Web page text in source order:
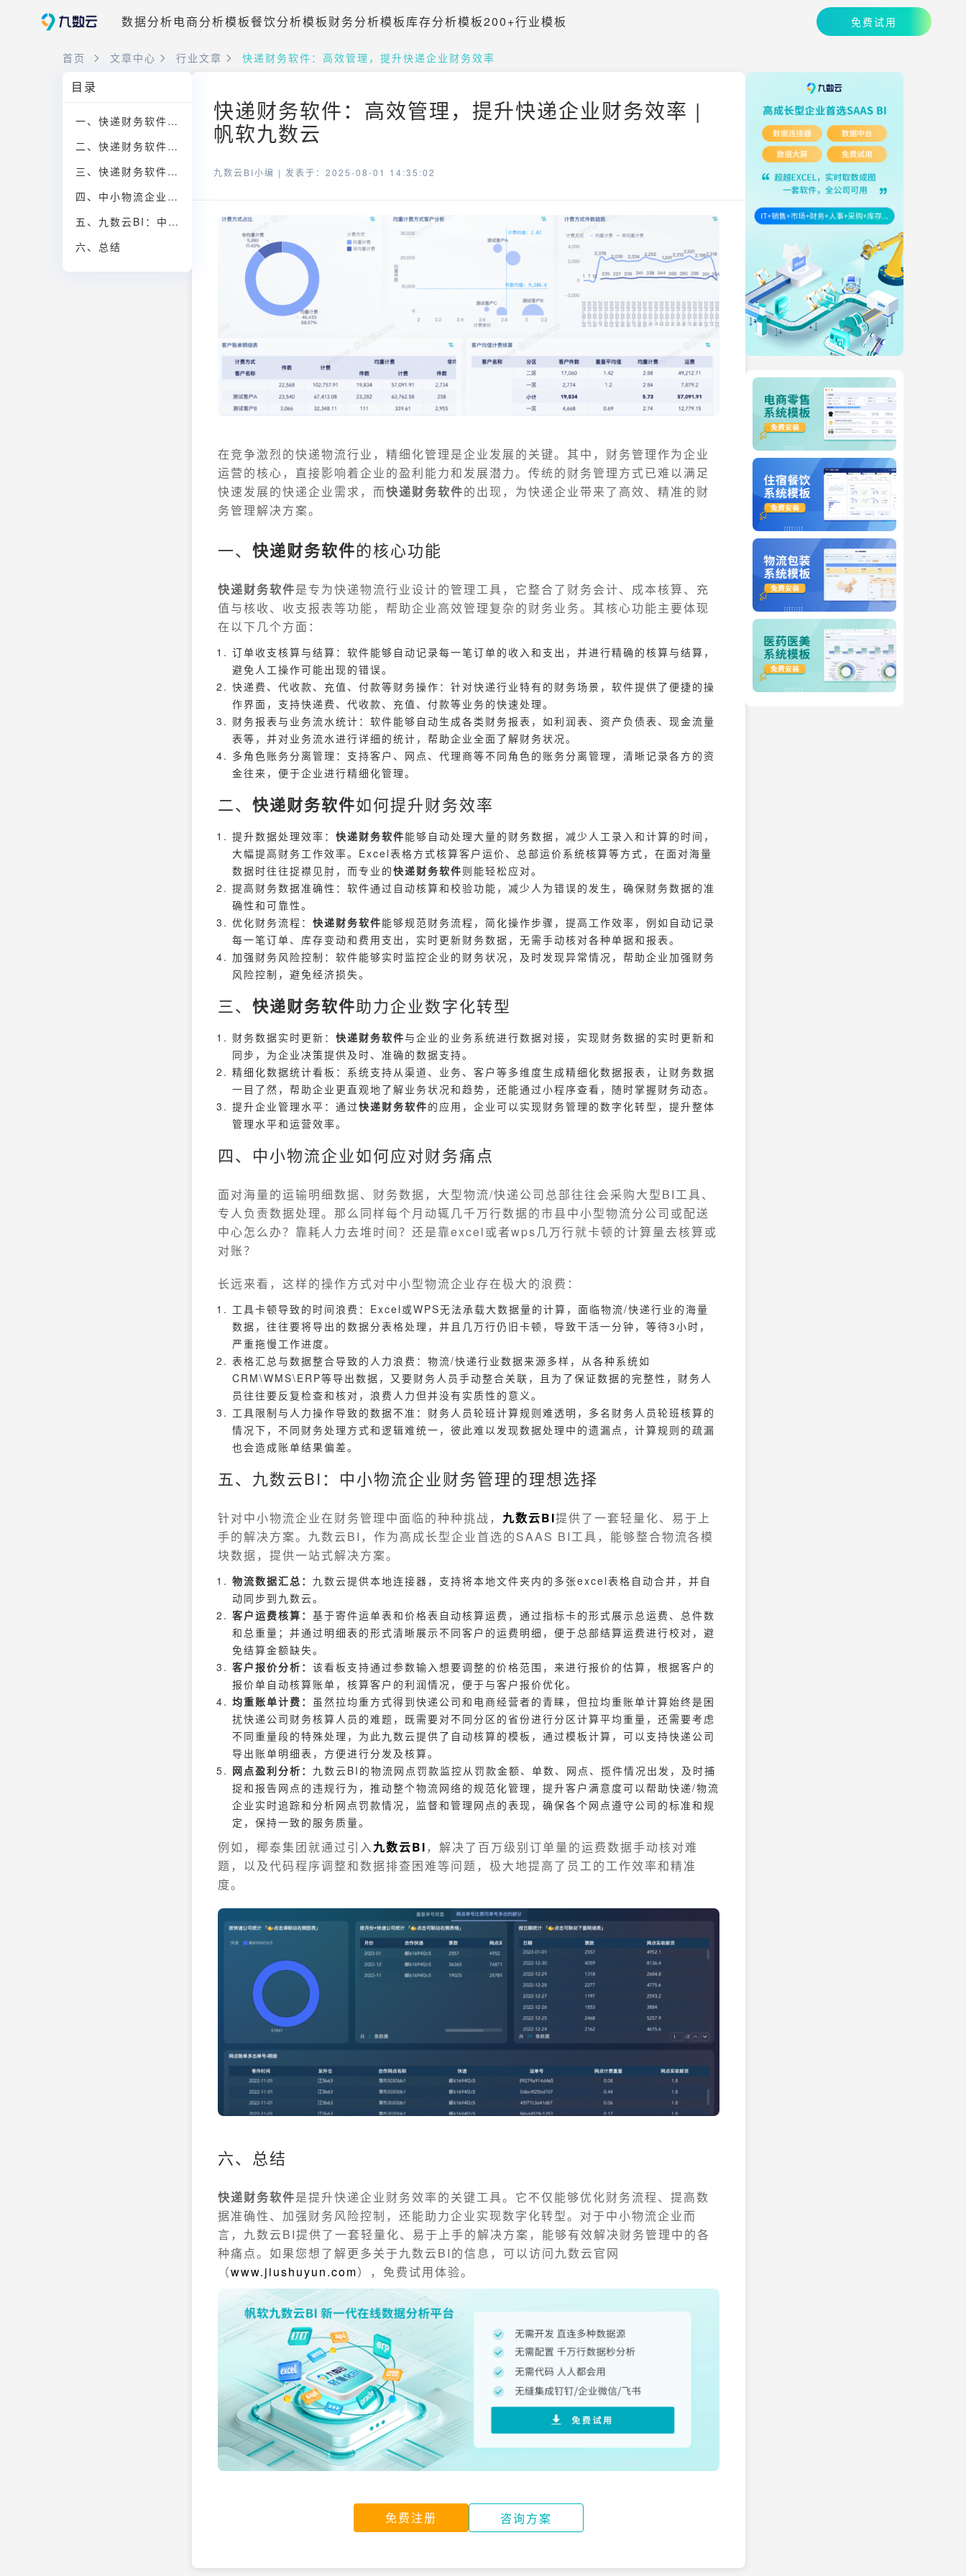
数据分析电商分析模板餐饮分析模板财务分析模板库存分析模板200+行业模板 免费试用
首页 文章中心 行业文章 快递财务软件：高效管理，提升快递企业财务效率
目录
一、快递财务软件的核心功能
二、快递财务软件如何提升财务效率
三、快递财务软件助力企业数字化转型
四、中小物流企业如何应对财务痛点
五、九数云BI：中小物流企业财务管理的理想选择
六、总结
快递财务软件：高效管理，提升快递企业财务效率 |
帆软九数云
九数云BI小编 | 发表于：2025-08-01 14:35:02
在竞争激烈的快递物流行业，精细化管理是企业发展的关键。其中，财务管理作为企业
运营的核心，直接影响着企业的盈利能力和发展潜力。传统的财务管理方式已难以满足
快速发展的快递企业需求，而快递财务软件的出现，为快递企业带来了高效、精准的财
务管理解决方案。
一、 快递财务软件的核心功能
快递财务软件是专为快递物流行业设计的管理工具，它整合了财务会计、成本核算、充
值与核收、收支报表等功能，帮助企业高效管理复杂的财务业务。其核心功能主要体现
在以下几个方面：
订单收支核算与结算：软件能够自动记录每一笔订单的收入和支出，并进行精确的核算与结算，
避免人工操作可能出现的错误。
快递费、代收款、充值、付款等财务操作：针对快递行业特有的财务场景，软件提供了便捷的操
作界面，支持快递费、代收款、充值、付款等业务的快速处理。
财务报表与业务流水统计：软件能够自动生成各类财务报表，如利润表、资产负债表、现金流量
表等，并对业务流水进行详细的统计，帮助企业全面了解财务状况。
多角色账务分离管理：支持客户、网点、代理商等不同角色的账务分离管理，清晰记录各方的资
金往来，便于企业进行精细化管理。
二、 快递财务软件如何提升财务效率
提升数据处理效率： 快递财务软件能够自动处理大量的财务数据，减少人工录入和计算的时间，
大幅提高财务工作效率。Excel表格方式核算客户运价、总部运价系统核算等方式，在面对海量
数据时往往捉襟见肘，而专业的快递财务软件则能轻松应对。
提高财务数据准确性：软件通过自动核算和校验功能，减少人为错误的发生，确保财务数据的准
确性和可靠性。
优化财务流程： 快递财务软件能够规范财务流程，简化操作步骤，提高工作效率，例如自动记录
每一笔订单、库存变动和费用支出，实时更新财务数据，无需手动核对各种单据和报表。
加强财务风险控制：软件能够实时监控企业的财务状况，及时发现异常情况，帮助企业加强财务
风险控制，避免经济损失。
三、 快递财务软件助力企业数字化转型
财务数据实时更新： 快递财务软件与企业的业务系统进行数据对接，实现财务数据的实时更新和
同步，为企业决策提供及时、准确的数据支持。
精细化数据统计看板：系统支持从渠道、业务、客户等多维度生成精细化数据报表，让财务数据
一目了然，帮助企业更直观地了解业务状况和趋势，还能通过小程序查看，随时掌握财务动态。
提升企业管理水平：通过快递财务软件的应用，企业可以实现财务管理的数字化转型，提升整体
管理水平和运营效率。
四、中小物流企业如何应对财务痛点
面对海量的运输明细数据、财务数据，大型物流/快递公司总部往往会采购大型BI工具、
专人负责数据处理。那么同样每个月动辄几千万行数据的市县中小型物流分公司或配送
中心怎么办？靠耗人力去堆时间？还是靠excel或者wps几万行就卡顿的计算量去核算或
对账？
长远来看，这样的操作方式对中小型物流企业存在极大的浪费：
工具卡顿导致的时间浪费：Excel或WPS无法承载大数据量的计算，面临物流/快递行业的海量
数据，往往要将导出的数据分表格处理，并且几万行仍旧卡顿，导致干活一分钟，等待3小时，
严重拖慢工作进度。
表格汇总与数据整合导致的人力浪费：物流/快递行业数据来源多样，从各种系统如
CRM\WMS\ERP等导出数据，又要财务人员手动整合关联，且为了保证数据的完整性，财务人
员往往要反复检查和核对，浪费人力但并没有实质性的意义。
工具限制与人力操作导致的数据不准：财务人员轮班计算规则难透明，多名财务人员轮班核算的
情况下，不同财务处理方式和逻辑难统一，彼此难以发现数据处理中的遗漏点，计算规则的疏漏
也会造成账单结果偏差。
五、九数云BI：中小物流企业财务管理的理想选择
针对中小物流企业在财务管理中面临的种种挑战， 九数云BI提供了一套轻量化、易于上
手的解决方案。九数云BI，作为高成长型企业首选的SAAS BI工具，能够整合物流各模
块数据，提供一站式解决方案。
物流数据汇总： 九数云提供本地连接器，支持将本地文件夹内的多张excel表格自动合并，并自
动同步到九数云。
客户运费核算： 基于寄件运单表和价格表自动核算运费，通过指标卡的形式展示总运费、总件数
和总重量；并通过明细表的形式清晰展示不同客户的运费明细，便于总部结算运费进行校对，避
免结算金额缺失。
客户报价分析： 该看板支持通过参数输入想要调整的价格范围，来进行报价的估算，根据客户的
报价单自动核算账单，核算客户的利润情况，便于与客户报价优化。
均重账单计费： 虽然拉均重方式得到快递公司和电商经营者的青睐，但拉均重账单计算始终是困
扰快递公司财务核算人员的难题，既需要对不同分区的省份进行分区计算平均重量，还需要考虑
不同重量段的特殊处理，为此九数云提供了自动核算的模板，通过模板计算，可以支持快递公司
导出账单明细表，方便进行分发及核算。
网点盈利分析： 九数云BI的物流网点罚款监控从罚款金额、单数、网点、揽件情况出发，及时捕
捉和报告网点的违规行为，推动整个物流网络的规范化管理，提升客户满意度可以帮助快递/物流
企业实时追踪和分析网点罚款情况，监督和管理网点的表现，确保各个网点遵守公司的标准和规
定，保持一致的服务质量。
例如，椰泰集团就通过引入九数云BI ，解决了百万级别订单量的运费数据手动核对难
题，以及代码程序调整和数据排查困难等问题，极大地提高了员工的工作效率和精准
度。
六、总结
快递财务软件是提升快递企业财务效率的关键工具。它不仅能够优化财务流程、提高数
据准确性、加强财务风险控制，还能助力企业实现数字化转型。对于中小物流企业而
言，九数云BI提供了一套轻量化、易于上手的解决方案，能够有效解决财务管理中的各
种痛点。如果您想了解更多关于九数云BI的信息，可以访问九数云官网
（www.jiushuyun.com），免费试用体验。
免费注册 咨询方案